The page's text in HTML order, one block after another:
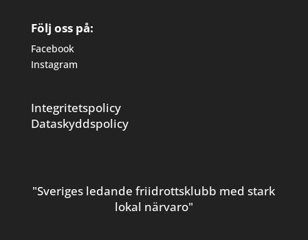
Följ oss på:
Facebook
Instagram
Integritetspolicy
Dataskyddspolicy
"Sveriges ledande friidrottsklubb med stark
lokal närvaro"